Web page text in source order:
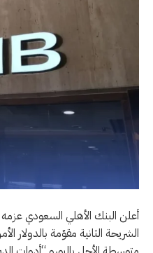
أعلن البنك الأهلي السعودي
الشريحة الثانية مقوّمة بالدولار